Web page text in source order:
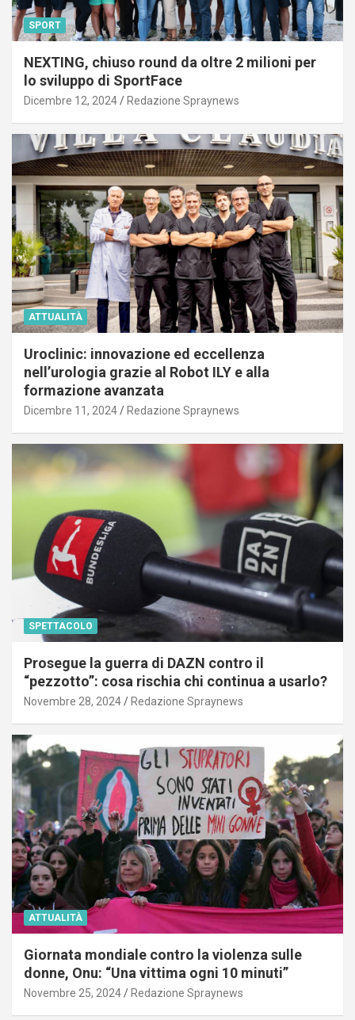
SPORT
NEXTING, chiuso round da oltre 2 milioni per
lo sviluppo di SportFace
Dicembre 12, 2024 Redazione Spraynews
ATTUALITÀ
Uroclinic: innovazione ed eccellenza
nell’urologia grazie al Robot ILY e alla
formazione avanzata
Dicembre 11, 2024 Redazione Spraynews
SPETTACOLO
Prosegue la guerra di DAZN contro il
“pezzotto”: cosa rischia chi continua a usarlo?
Novembre 28, 2024 Redazione Spraynews
ATTUALITÀ
Giornata mondiale contro la violenza sulle
donne, Onu: “Una vittima ogni 10 minuti”
Novembre 25, 2024 Redazione Spraynews